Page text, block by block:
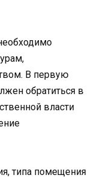
В первую
обратиться в
власти
типа помещения